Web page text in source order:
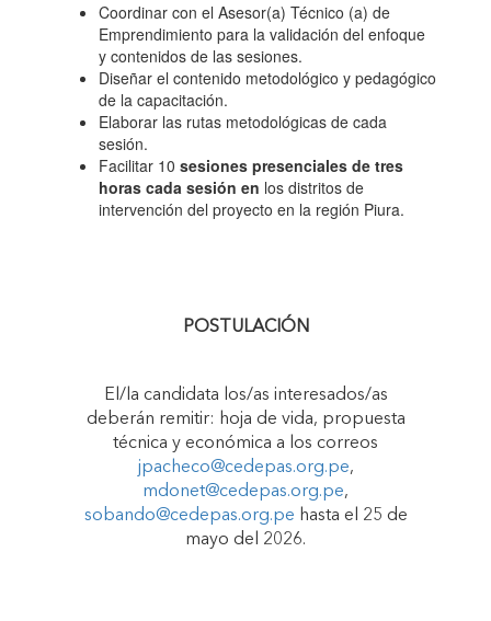
Coordinar con el Asesor(a) Técnico (a) de
Emprendimiento para la validación del enfoque
y contenidos de las sesiones.
Diseñar el contenido metodológico y pedagógico
de la capacitación.
Elaborar las rutas metodológicas de cada
sesión.
Facilitar 10 sesiones presenciales de tres
horas cada sesión en los distritos de
intervención del proyecto en la región Piura.
POSTULACIÓN
El/la candidata los/as interesados/as
deberán remitir: hoja de vida, propuesta
técnica y económica a los correos
jpacheco@cedepas.org.pe,
mdonet@cedepas.org.pe,
sobando@cedepas.org.pe hasta el 25 de
mayo del 2026.